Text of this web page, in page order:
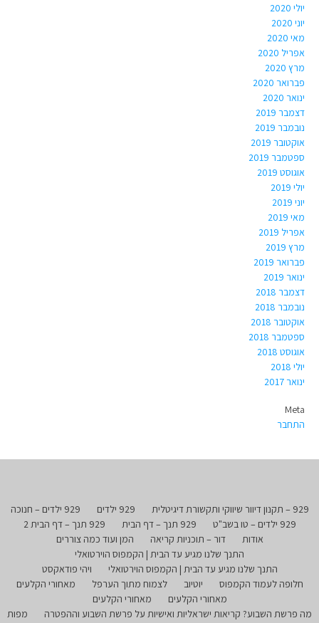
יולי 2020
יוני 2020
מאי 2020
אפריל 2020
מרץ 2020
פברואר 2020
ינואר 2020
דצמבר 2019
נובמבר 2019
אוקטובר 2019
ספטמבר 2019
אוגוסט 2019
יולי 2019
יוני 2019
מאי 2019
אפריל 2019
מרץ 2019
פברואר 2019
ינואר 2019
דצמבר 2018
נובמבר 2018
אוקטובר 2018
ספטמבר 2018
אוגוסט 2018
יולי 2018
ינואר 2017
Meta
התחבר
929 – תקנון דיוור שיווקי ותקשורת דיגיטלית 929 ילדים
929 ילדים – חנוכה
929 ילדים – טו בשב"ט
929 תנך – דף הבית
929 תנך – דף הבית 2
אודות
דור – תוכניות קריאה
המן ועוד כמה צוררים
התנך שלנו מגיע עד הבית | הקמפוס הוירטואלי
התנך שלנו מגיע עד הבית | הקמפוס הוירטואלי
ויהי פודאקסט
חלופה לעמוד הקמפוס
יוטיוב לצמוח מתוך הערפל
מאחורי הקלעים
מאחורי הקלעים
מאחורי הקלעים
מה פרשת השבוע? קריאות ישראליות ואישיות על פרשת השבוע וההפטרה
מפות